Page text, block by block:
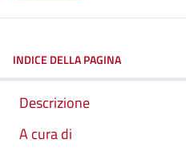
INDICE DELLA PAGINA
Descrizione
A cura di